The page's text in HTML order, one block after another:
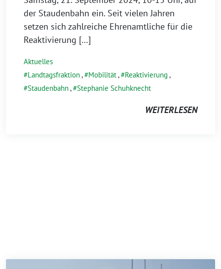
der Staudenbahn ein. Seit vielen Jahren
setzen sich zahlreiche Ehrenamtliche für die
Reaktivierung […]
Aktuelles
Landtagsfraktion, Mobilität, Reaktivierung ,
Staudenbahn, Stephanie Schuhknecht
WEITERLESEN